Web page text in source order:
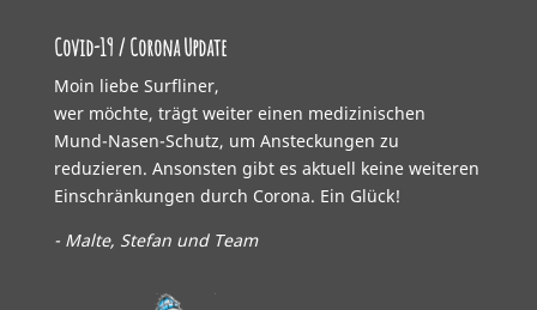
Covid-19 / Corona Update
Moin liebe Surfliner,
wer möchte, trägt weiter einen medizinischen
Mund-Nasen-Schutz, um Ansteckungen zu
reduzieren. Ansonsten gibt es aktuell keine weiteren
Einschränkungen durch Corona. Ein Glück!
- Malte, Stefan und Team